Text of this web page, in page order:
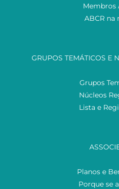
Membros
ABCR na
GRUPOS TEMÁTICOS E
Grupos
Núcleos
Lista e
Planos e
Porque se